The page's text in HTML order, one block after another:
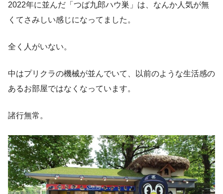
2022年に並んだ「つば九郎ハウ巣」は、なんか人気が無
くてさみしい感じになってました。
全く人がいない。
中はプリクラの機械が並んでいて、以前のような生活感の
あるお部屋ではなくなっています。
諸行無常。